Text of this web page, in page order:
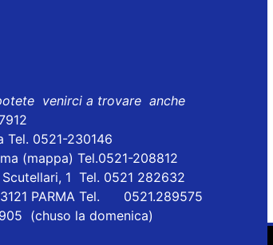
venirci a trovare anche
Tel. 0521-230146
(mappa) Tel.0521-208812
1 Tel. 0521 282632
PARMA Tel. 0521.289575
(chuso la domenica)